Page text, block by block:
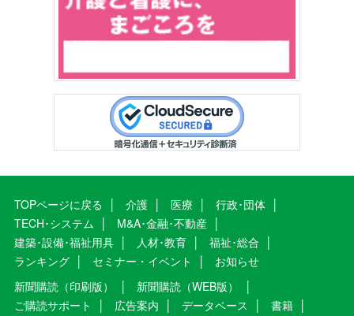
TOPページに戻る 介護 医療
行政･団体
TECH･システム
M&A･金融･不動産
建築･設備･福祉用具
人材･教育
福祉･総合
ランキング
セミナー・イベント
お知らせ
新聞購読（印刷版）
新聞購読（WEB版）
ご購読サポート
広告案内 データベース
書籍